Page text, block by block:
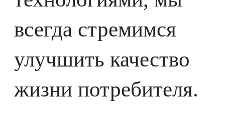
всегда стремимся
улучшить качество
жизни потребителя.